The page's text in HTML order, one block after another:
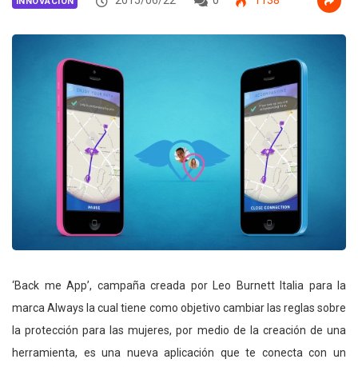
‘Back me App’, campaña creada por Leo Burnett Italia para la
marca Always la cual tiene como objetivo cambiar las reglas sobre
la protección para las mujeres, por medio de la creación de una
herramienta, es una nueva aplicación que te conecta con un